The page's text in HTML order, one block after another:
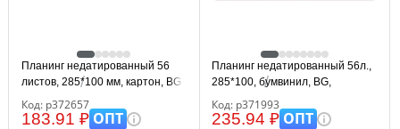
Планинг недатированный 56
листов, 285*100 мм, картон, BG
Код: р372657
183.91 ₽ОПТ
Планинг недатированный 56л.,
285*100, бумвинил, BG,
Код: р371993
235.94 ₽ОПТ